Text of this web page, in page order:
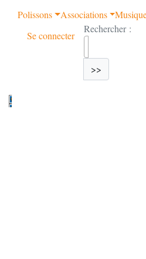
Polissons Associations
Se connecter
Rechercher :
>>